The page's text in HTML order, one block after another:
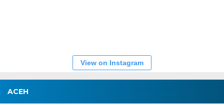
View on Instagram
ACEH